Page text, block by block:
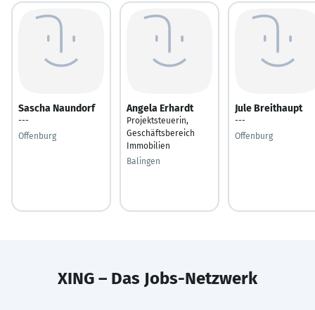
Sascha Naundorf
---
Offenburg
Angela Erhardt
Projektsteuerin,
Geschäftsbereich
Immobilien
Balingen
Jule Breithaupt
---
Offenburg
XING – Das Jobs-Netzwerk